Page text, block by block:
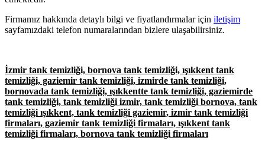
Firmamız hakkında detaylı bilgi ve fiyatlandırmalar için iletişim
sayfamızdaki telefon numaralarından bizlere ulaşabilirsiniz.
İzmir tank temizliği, bornova tank temizliği, ışıkkent tank
temizliği, gaziemir tank temizliği, izmirde tank temizliği,
bornovada tank temizliği, ışıkkentte tank temizliği, gaziemirde
tank temizliği, tank temizliği izmir, tank temizliği bornova, tank
temizliği ışıkkent, tank temizliği gaziemir, izmir tank temizliği
firmaları, gaziemir tank temizliği firmaları, ışıkkent tank
temizliği firmaları, bornova tank temizliği firmaları